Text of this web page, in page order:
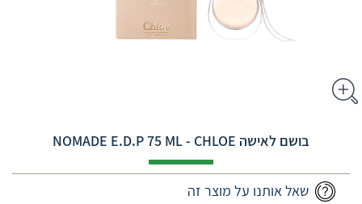
בושם לאישה NOMADE E.D.P 75 ML - CHLOE
שאל אותנו על מוצר זה